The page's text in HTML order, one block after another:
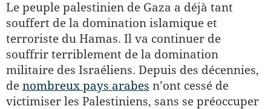
Le peuple palestinien de Gaza a déjà tant
souffert de la domination islamique et
terroriste du Hamas. Il va continuer de
souffrir terriblement de la domination
militaire des Israéliens. Depuis des décennies,
de nombreux pays arabes n’ont cessé de
victimiser les Palestiniens, sans se préoccuper